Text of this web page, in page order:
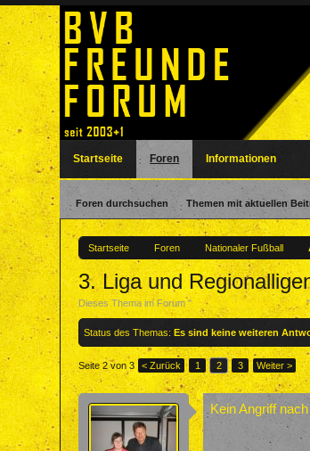
Startseite Foren Nationaler Fußball
3. Liga und
Dieses Thema im Forum "Archiv - Nationaler Fußball
Status des Themas: Es sind keine weiteren
Seite 2 von 3 < Zurück 1 2 3 Weiter >
Kein Angriff
Startseite Foren
Foren durchsuchen Themen mit aktuellen
Informationen